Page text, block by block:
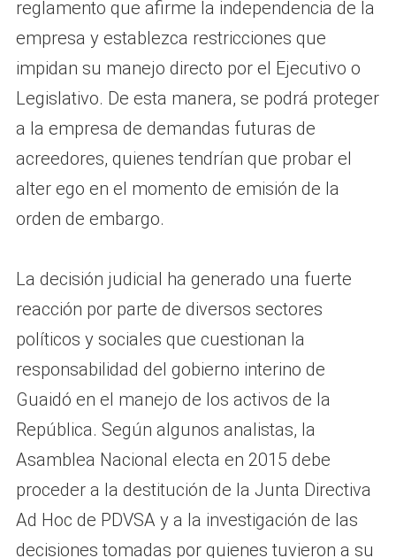
reglamento que afirme la independencia de la
empresa y establezca restricciones que
impidan su manejo directo por el Ejecutivo o
Legislativo. De esta manera, se podrá proteger
a la empresa de demandas futuras de
acreedores, quienes tendrían que probar el
alter ego en el momento de emisión de la
orden de embargo.
La decisión judicial ha generado una fuerte
reacción por parte de diversos sectores
políticos y sociales que cuestionan la
responsabilidad del gobierno interino de
Guaidó en el manejo de los activos de la
República. Según algunos analistas, la
Asamblea Nacional electa en 2015 debe
proceder a la destitución de la Junta Directiva
Ad Hoc de PDVSA y a la investigación de las
decisiones tomadas por quienes tuvieron a su